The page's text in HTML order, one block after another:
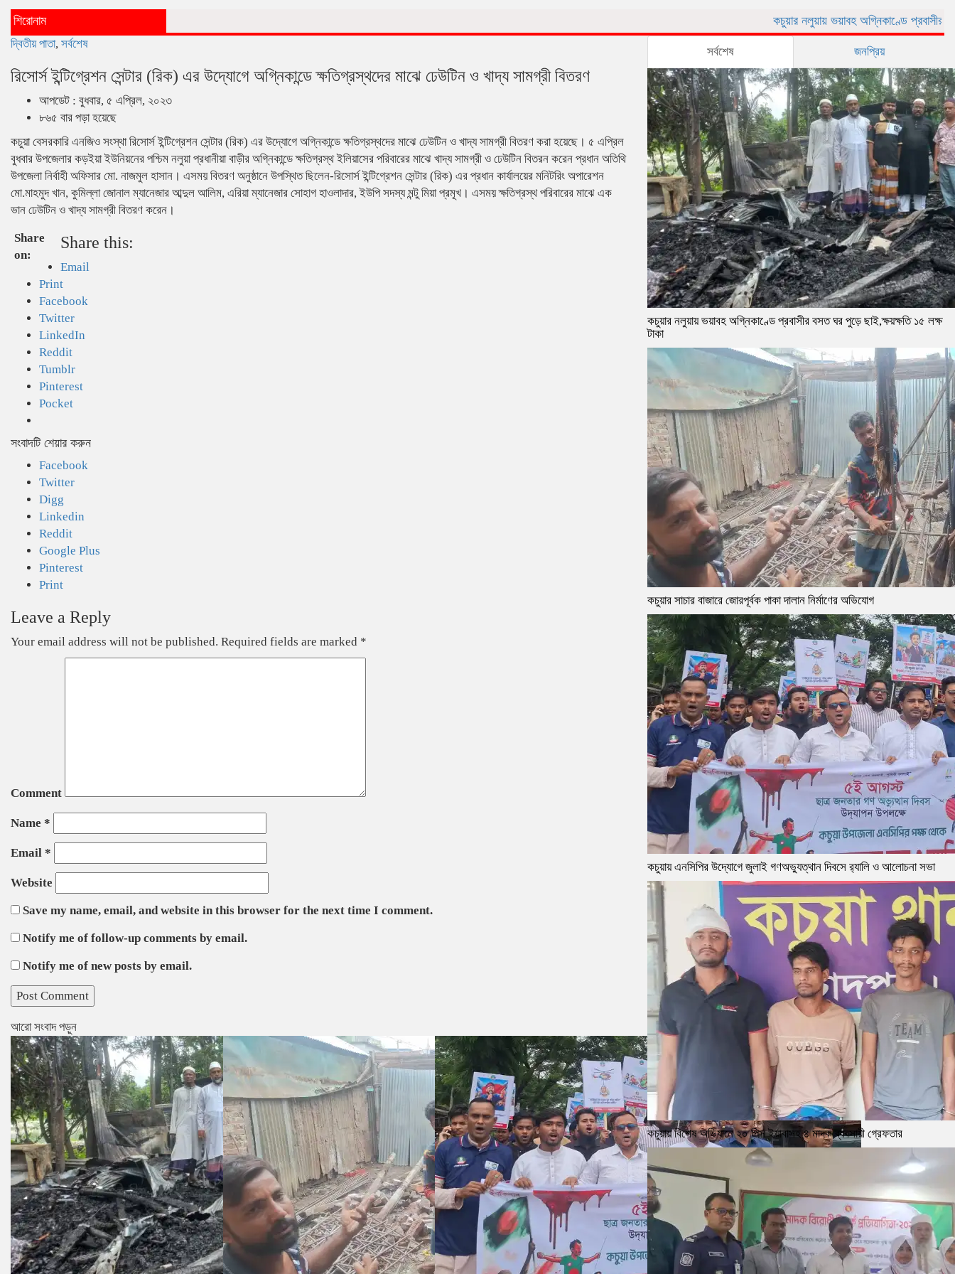
শিরোনাম কচুয়ার নলুয়ায় ভয়াবহ অগ্নিকাণ্ডে প্রবাসীর বসত ঘর পুড়ে
দ্বিতীয় পাতা, সর্বশেষ
রিসোর্স ইন্টিগ্রেশন সেন্টার (রিক) এর উদ্যোগে অগ্নিকান্ডে ক্ষতিগ্রস্থদের মাঝে ঢেউটিন ও খাদ্য সামগ্রী বিতরণ
আপডেট : বুধবার, ৫ এপ্রিল, ২০২৩
৮৬৫ বার পড়া হয়েছে
কচুয়া বেসরকারি এনজিও সংস্থা রিসোর্স ইন্টিগ্রেশন সেন্টার (রিক) এর উদ্যোগে অগ্নিকান্ডে ক্ষতিগ্রস্থদের মাঝে ঢেউটিন ও খাদ্য সামগ্রী বিতরণ করা হয়েছে। ৫ এপ্রিল
বুধবার উপজেলার কড়ইয়া ইউনিয়নের পশ্চিম নলুয়া প্রধানীয়া বাড়ীর অগ্নিকান্ডে ক্ষতিগ্রস্থ ইলিয়াসের পরিবারের মাঝে খাদ্য সামগ্রী ও ঢেউটিন বিতরন করেন প্রধান অতিথি
উপজেলা নির্বাহী অফিসার মো. নাজমুল হাসান। এসময় বিতরণ অনুষ্ঠানে উপস্থিত ছিলেন-রিসোর্স ইন্টিগ্রেশন সেন্টার (রিক) এর প্রধান কার্যালয়ের মনিটরিং অপারেশন
মো.মাহমুদ খান, কুমিল্লা জোনাল ম্যানেজার আব্দুল আলিম, এরিয়া ম্যানেজার সোহাগ হাওলাদার, ইউপি সদস্য মন্টু মিয়া প্রমূখ। এসময় ক্ষতিগ্রস্থ পরিবারের মাঝে এক
ভান ঢেউটিন ও খাদ্য সামগ্রী বিতরণ করেন।
Share
on:
Share this:
Email
Print
Facebook
Twitter
LinkedIn
Reddit
Tumblr
Pinterest
Pocket
সংবাদটি শেয়ার করুন
Facebook
Twitter
Digg
Linkedin
Reddit
Google Plus
Pinterest
Print
Leave a Reply
Your email address will not be published. Required fields are marked *
Comment
Name *
Email *
Website
Save my name, email, and website in this browser for the next time I comment.
Notify me of follow-up comments by email.
Notify me of new posts by email.
আরো সংবাদ পড়ুন
সর্বশেষ জনপ্রিয়
কচুয়ার নলুয়ায় ভয়াবহ অগ্নিকাণ্ডে প্রবাসীর বসত ঘর পুড়ে ছাই,ক্ষয়ক্ষতি ১৫ লক্ষ
টাকা
কচুয়ার সাচার বাজারে জোরপূর্বক পাকা দালান নির্মাণের অভিযোগ
কচুয়ায় এনসিপির উদ্যোগে জুলাই গণঅভ্যুত্থান দিবসে র‌্যালি ও আলোচনা সভা
কচুয়ায় বিশেষ অভিযানে ২০ পিস ইয়াবাসহ ৪ মাদক ব্যবসায়ী গ্রেফতার